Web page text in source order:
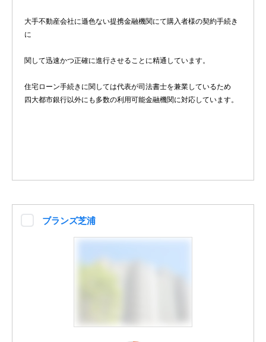
大手不動産会社に遜色ない提携金融機関にて購入者様の契約手続き
に
関して迅速かつ正確に進行させることに精通しています。
住宅ローン手続きに関しては代表が司法書士を兼業しているため
四大都市銀行以外にも多数の利用可能金融機関に対応しています。
ブランズ芝浦